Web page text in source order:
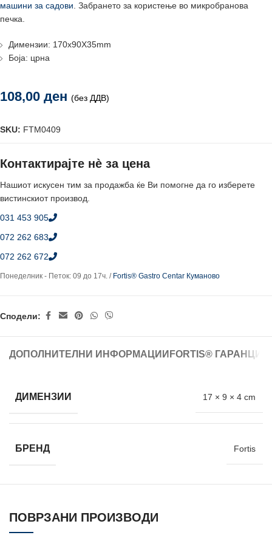
машини за садови . Забрането за користење во микробранова
печка.
Димензии: 170х90X35mm
Боја: црна
108,00 ден (без ДДВ)
SKU: FTM0409
Контактирајте нè за цена
Нашиот искусен тим за продажба ќе Ви помогне да го изберете
вистинскиот производ.
031 453 905
072 262 683
072 262 672
Понеделник - Петок: 09 до 17ч. / Fortis® Gastro Centar Куманово
Сподели:
ДОПОЛНИТЕЛНИ ИНФОРМАЦИИ FORTIS®
ДИМЕНЗИИ 17 × 9 × 4 cm
БРЕНД Fortis
ПОВРЗАНИ ПРОИЗВОДИ